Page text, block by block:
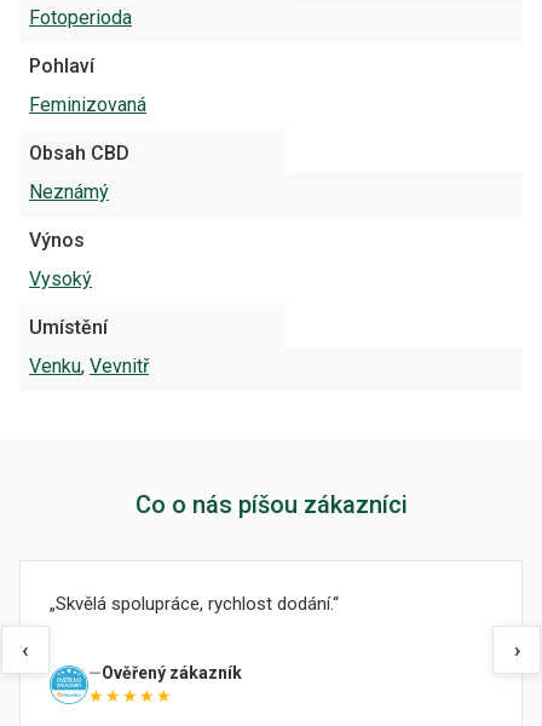
Fotoperioda
Pohlaví
Feminizovaná
Obsah CBD
Neznámý
Výnos
Vysoký
Umístění
Venku, Vevnitř
Co o nás píšou zákazníci
‹
Skvělá spolupráce, rychlost dodání.
Ověřený zákazník
★★★★★
›